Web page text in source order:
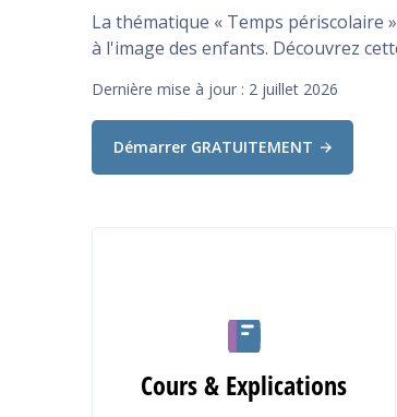
La thématique « Temps périscolaire
à l'image des enfants. Découvrez
Dernière mise à jour : 2 juillet 2026
Démarrer GRATUITEMENT
Cours & Explications